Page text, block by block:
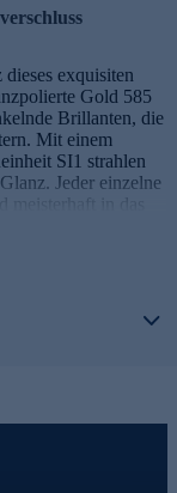
exquisiten
Gold 585
Brillanten, die
Mit einem
SI1 strahlen
Jeder einzelne
in das
43 cm plus 2 cm
zeitloser
Raffinesse. Es